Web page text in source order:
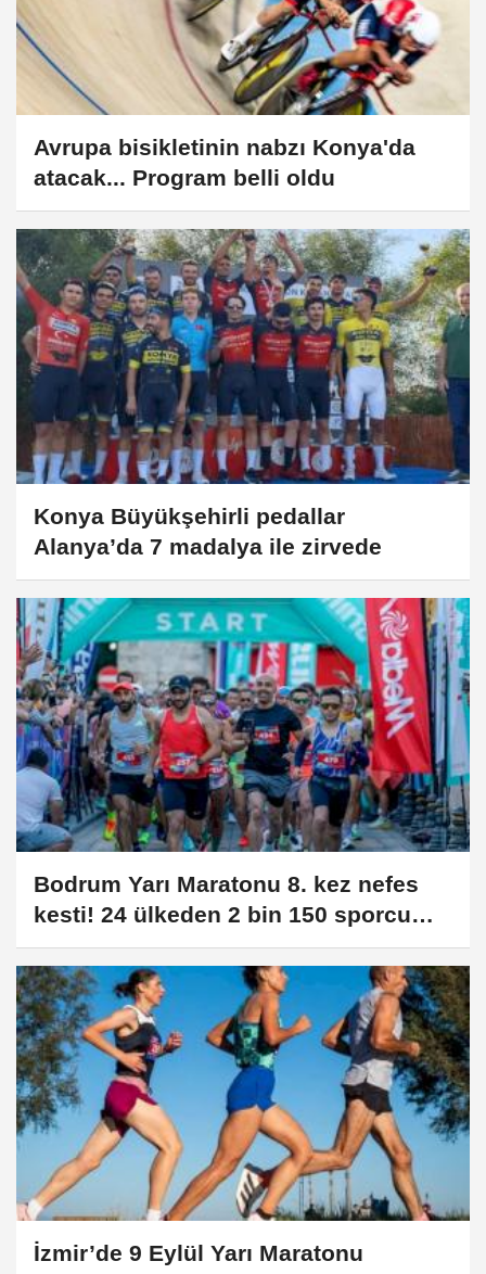
Avrupa bisikletinin nabzı Konya'da
atacak... Program belli oldu
Konya Büyükşehirli pedallar
Alanya’da 7 madalya ile zirvede
Bodrum Yarı Maratonu 8. kez nefes
kesti! 24 ülkeden 2 bin 150 sporcu
koştu
İzmir’de 9 Eylül Yarı Maratonu